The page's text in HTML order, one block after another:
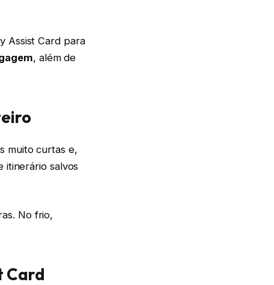
Assist Card para
, além de
muito curtas e,
itinerário salvos
No frio,
Card